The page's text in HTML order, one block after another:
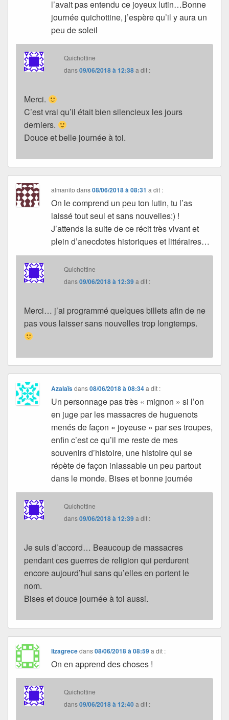
l’avait pas entendu ce joyeux lutin…Bonne
journée quichottine, j’espère qu’il y aura un
peu de soleil
Quichottine
dans09/06/2018 à 12:38a dit :
Merci.
C’est vrai qu’il était bien silencieux les jours
derniers.
Douce et belle journée à toi.
almanito dans08/06/2018 à 08:31 a dit :
On le comprend un peu ton lutin, tu l’as
laissé tout seul et sans nouvelles:) !
J’attends la suite de ce récit très vivant et
plein d’anecdotes historiques et littéraires…
Quichottine
dans09/06/2018 à 12:39a dit :
Merci… j’ai programmé quelques billets afin de ne
pas vous laisser sans nouvelles trop longtemps.
Azalaïsdans08/06/2018 à 08:34 a dit :
Un personnage pas très « mignon » si l’on
en juge par les massacres de huguenots
menés de façon « joyeuse » par ses troupes,
enfin c’est ce qu’il me reste de mes
souvenirs d’histoire, une histoire qui se
répète de façon inlassable un peu partout
dans le monde. Bises et bonne journée
Quichottine
dans09/06/2018 à 12:39a dit :
Je suis d’accord… Beaucoup de massacres
pendant ces guerres de religion qui perdurent
encore aujourd’hui sans qu’elles en portent le
nom.
Bises et douce journée à toi aussi.
lizagrecedans08/06/2018 à 08:59 a dit :
On en apprend des choses !
Quichottine
dans09/06/2018 à 12:40a dit :